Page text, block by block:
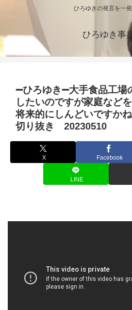
ひろゆきの発言を一
ひろゆき事
➖ひろゆき➖大手食品工
したいのですが家庭など
将来的にしんどいですか
切り抜き 20230510
X Facebook
LINE